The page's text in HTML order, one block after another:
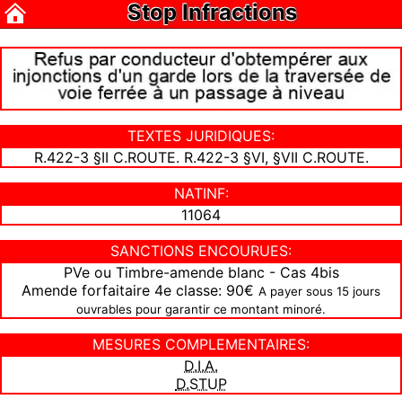
Stop Infractions
TEXTES JURIDIQUES:
R.422-3 §II C.ROUTE. R.422-3 §VI, §VII C.ROUTE.
NATINF:
11064
SANCTIONS ENCOURUES:
PVe ou Timbre-amende blanc - Cas 4bis
Amende forfaitaire 4e classe: 90€ A payer sous 15 jours
ouvrables pour garantir ce montant minoré.
MESURES COMPLEMENTAIRES:
D.I.A.
D.STUP